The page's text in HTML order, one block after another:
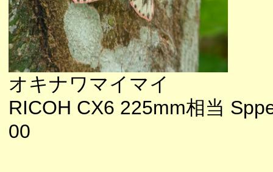
オキナワマイマイ
RICOH CX6 225mm相当
00